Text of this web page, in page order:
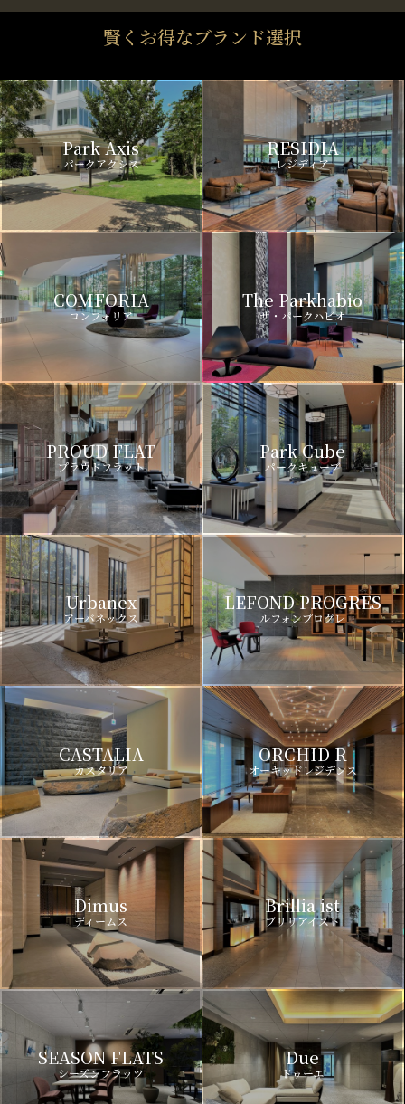
賢くお得なブランド選択
Park Axis
パークアクシス
RESIDIA
レジディア
COMFORIA
コンフォリア
The Parkhabio
ザ・パークハビオ
PROUD FLAT
プラウドフラット
Park Cube
パークキューブ
Urbanex
アーバネックス
LEFOND PROGRES
ルフォンプログレ
CASTALIA
カスタリア
ORCHID R
オーキッドレジデンス
Dimus
ディームス
Brillia ist
ブリリアイスト
SEASON FLATS
シーズンフラッツ
Due
ドゥーエ